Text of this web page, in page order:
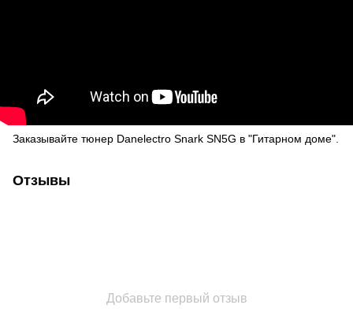
Заказывайте тюнер Danelectro Snark SN5G в "Гитарном доме".
Отзывы
Добавьте первый отзыв